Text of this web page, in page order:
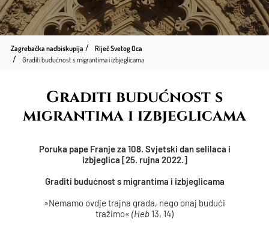
Zagrebačka nadbiskupija
Riječ Svetog Oca
Graditi budućnost s migrantima i izbjeglicama
Graditi budućnost s
migrantima i izbjeglicama
Poruka pape Franjeza 108. Svjetski dan selilaca i
izbjeglica [25. rujna 2022.]
Graditi budućnost s migrantima i izbjeglicama
»Nemamo ovdje trajna grada, nego onaj budući
tražimo« (Heb 13, 14)